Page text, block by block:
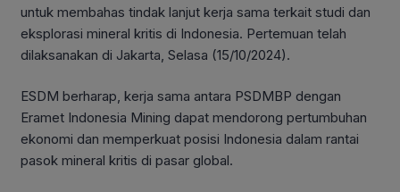
untuk membahas tindak lanjut kerja sama terkait studi dan
eksplorasi mineral kritis di Indonesia. Pertemuan telah
dilaksanakan di Jakarta, Selasa (15/10/2024).
ESDM berharap, kerja sama antara PSDMBP dengan
Eramet Indonesia Mining dapat mendorong pertumbuhan
ekonomi dan memperkuat posisi Indonesia dalam rantai
pasok mineral kritis di pasar global.